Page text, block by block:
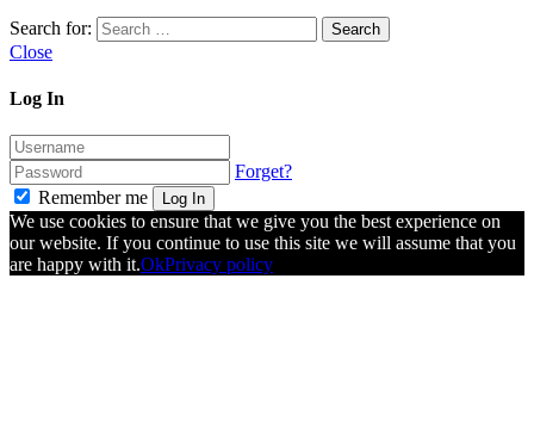
Search for:
Close
Log In
Forget?
Remember me
Log In
We use cookies to ensure that we give you the best experience on
our website. If you continue to use this site we will assume that you
are happy with it.OkPrivacy policy